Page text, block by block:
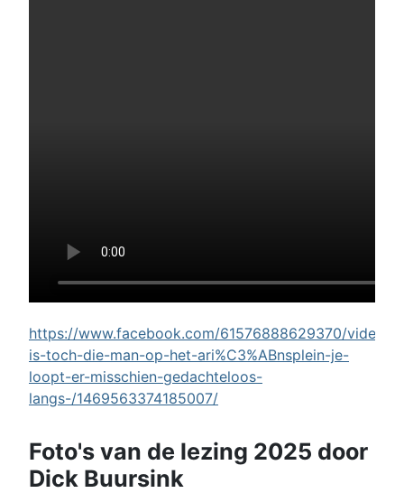
https://www.facebook.com/61576888629370/videos/
is-toch-die-man-op-het-ari%C3%ABnsplein-je-
loopt-er-misschien-gedachteloos-
langs-/1469563374185007/
Foto's van de lezing 2025 door
Dick Buursink